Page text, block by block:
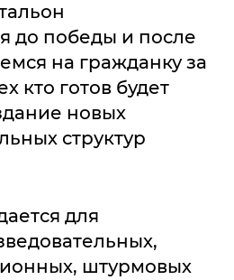
до победы и после
на гражданку за
кто готов будет
новых
структур
для
штурмовых